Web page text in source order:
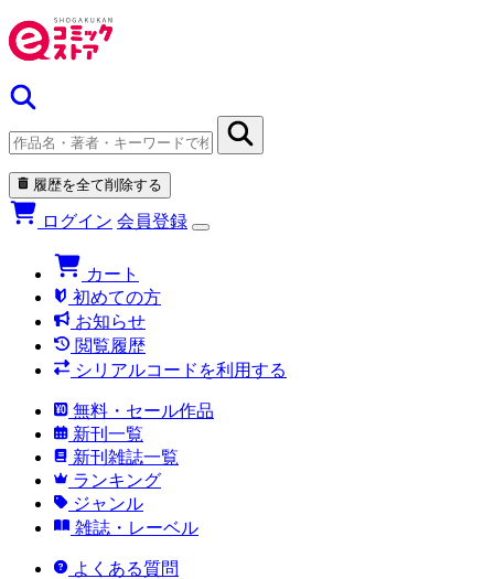
履歴を全て削除する
ログイン 会員登録
カート
初めての方
お知らせ
閲覧履歴
シリアルコードを利用する
無料・セール作品
新刊一覧
新刊雑誌一覧
ランキング
ジャンル
雑誌・レーベル
よくある質問